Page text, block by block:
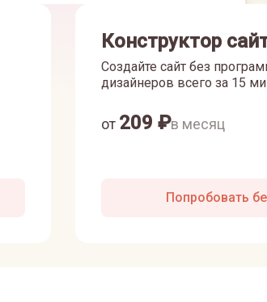
Конструктор
Создайте сайт без
дизайнеров всего за 15
от 209 ₽в месяц
Попробовать